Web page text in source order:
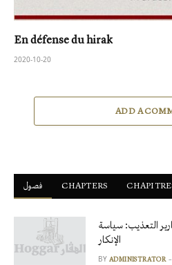
En défense du hirak
2020-10-20
ADD A
فصول ْCHAPTERS
التعذيب: سياسة
الإنكار
BY ADMINISTRATOR